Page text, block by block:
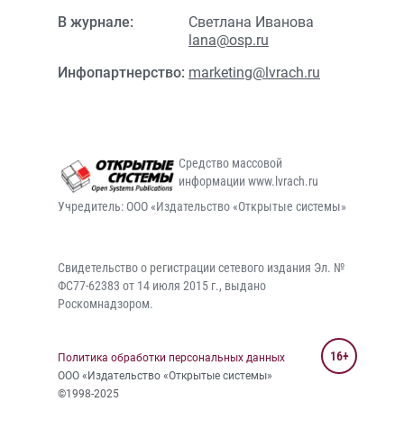
В журнале:
Светлана Иванова
lana@osp.ru
Инфопартнерство: marketing@lvrach.ru
Средство массовой
информации www.lvrach.ru
Учредитель: ООО «Издательство «Открытые системы»
Свидетельство о регистрации сетевого издания Эл. №
ФС77-62383 от 14 июля 2015 г., выдано
Роскомнадзором.
Политика обработки персональных данных
ООО «Издательство «Открытые системы»
©1998-2025
16+